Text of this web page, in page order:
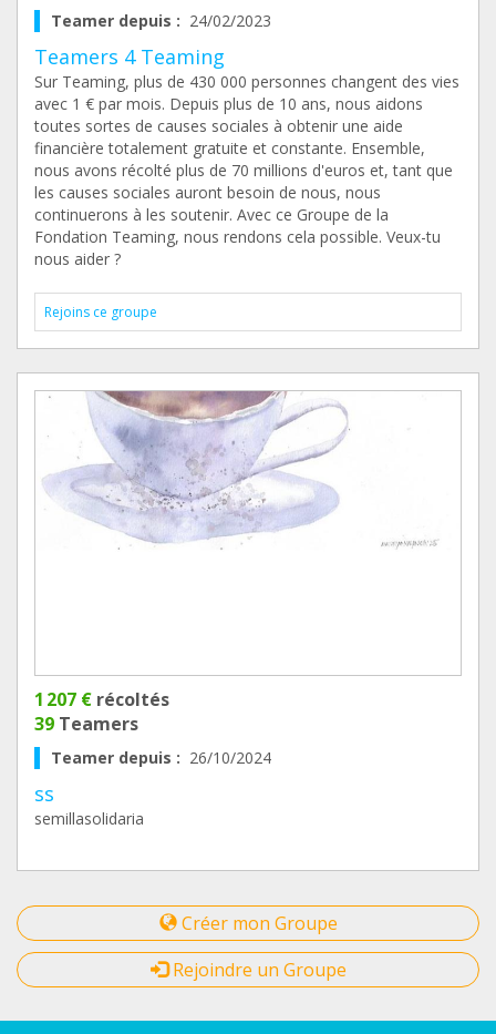
Teamer depuis : 24/02/2023
Teamers 4 Teaming
Sur Teaming, plus de 430 000 personnes changent des vies
avec 1 € par mois. Depuis plus de 10 ans, nous aidons
toutes sortes de causes sociales à obtenir une aide
financière totalement gratuite et constante. Ensemble,
nous avons récolté plus de 70 millions d'euros et, tant que
les causes sociales auront besoin de nous, nous
continuerons à les soutenir. Avec ce Groupe de la
Fondation Teaming, nous rendons cela possible. Veux-tu
nous aider ?
Rejoins ce groupe
1 207 € récoltés
39 Teamers
Teamer depuis : 26/10/2024
ss
semillasolidaria
Créer mon Groupe
Rejoindre un Groupe